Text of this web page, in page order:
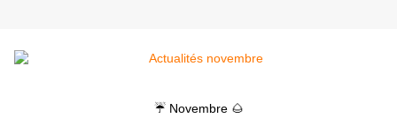
☔ Novembre 🌰